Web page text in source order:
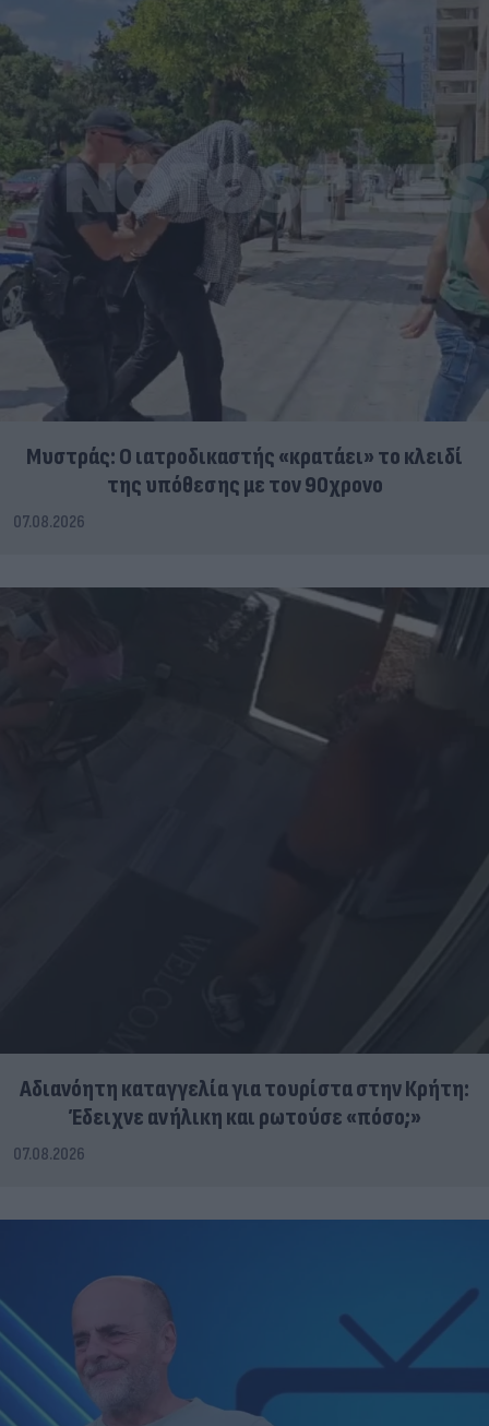
Μυστράς: Ο ιατροδικαστής «κρατάει» το κλειδί
της υπόθεσης με τον 90χρονο
07.08.2026
Αδιανόητη καταγγελία για τουρίστα στην Κρήτη:
Έδειχνε ανήλικη και ρωτούσε «πόσο;»
07.08.2026